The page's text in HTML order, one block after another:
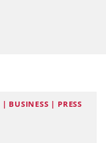
BUSINESS | PRESS